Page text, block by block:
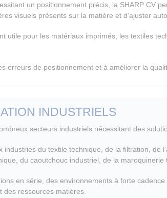
un positionnement précis, la SHARP CV
visuels présents sur la matière et d’ajuster
utile pour les matériaux imprimés, les textiles
erreurs de positionnement et à améliorer la
INDUSTRIELS
secteurs industriels nécessitant des
industries du textile technique, de la filtration, de
du caoutchouc industriel, de la
en série, des environnements à forte
ressources matières.